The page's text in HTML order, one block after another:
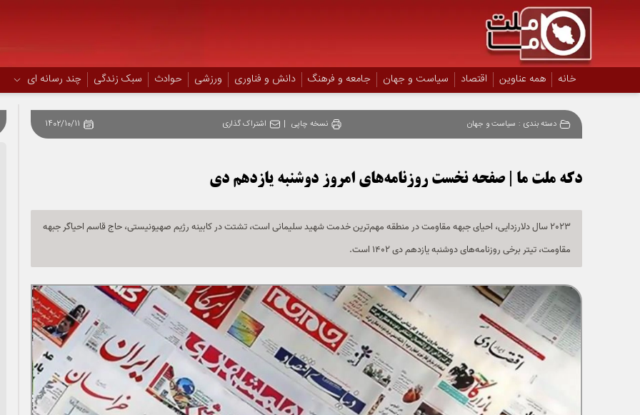
خانه همه عناوین اقتصاد سیاست و جهان جامعه و فرهنگ دانش و فناوری ورزشی حوادث سبک زندگی چند رسانه ای
دسته بندی : سیاست و جهان نسخه چاپی | اشتراک گذاری 1402/10/11
دکه ملت ما | صفحه نخست روزنامه‌های امروز دوشنبه یازدهم دی
2023 سال دلارزدایی، احیای جبهه مقاومت در منطقه مهم‌ترین خدمت شهید سلیمانی است، تشتت در کابینه رژیم صهیونیستی، حاج‌ قاسم احیاگر جبهه
مقاومت، تیتر برخی روزنامه‌های دوشنبه یازدهم دی 1402 است.